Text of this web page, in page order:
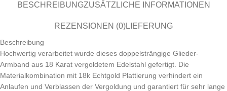
BESCHREIBUNGZUSÄTZLICHE INFORMATIONEN
REZENSIONEN (0)LIEFERUNG
Beschreibung
Hochwertig verarbeitet wurde dieses doppelsträngige Glieder-
Armband aus 18 Karat vergoldetem Edelstahl gefertigt. Die
Materialkombination mit 18k Echtgold Plattierung verhindert ein
Anlaufen und Verblassen der Vergoldung und garantiert für sehr lange